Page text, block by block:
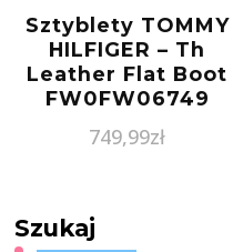
Sztyblety TOMMY
HILFIGER – Th
Leather Flat Boot
FW0FW06749
Black BDS
749,99zł
Szukaj